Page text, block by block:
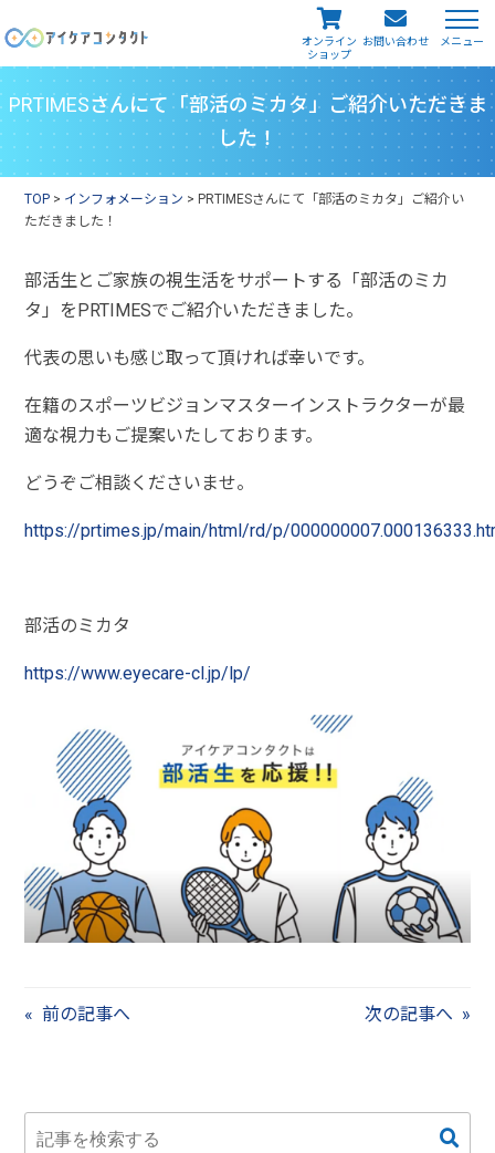
メニュー
オンライン
ショップ
お問い合わせ
PRTIMESさんにて「部活のミカタ」ご紹介いただきま
した！
TOP > インフォメーション > PRTIMESさんにて「部活のミカタ」ご紹介い
ただきました！
部活生とご家族の視生活をサポートする「部活のミカ
タ」をPRTIMESでご紹介いただきました。
代表の思いも感じ取って頂ければ幸いです。
在籍のスポーツビジョンマスターインストラクターが最
適な視力もご提案いたしております。
どうぞご相談くださいませ。
https://prtimes.jp/main/html/rd/p/
部活のミカタ
https://www.eyecare-cl.jp/lp/
前の記事へ 次の記事へ